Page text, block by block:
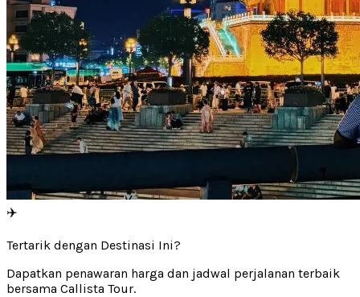
✈️
Tertarik dengan Destinasi Ini?
Dapatkan penawaran harga dan jadwal perjalanan terbaik
bersama Callista Tour.